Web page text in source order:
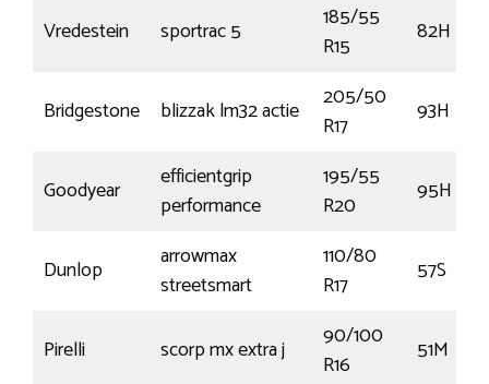
Vredestein sportrac 5
185/55
R15
82H
Bridgestone blizzak lm32 actie
205/50
R17
93H
Goodyear
efficientgrip
performance
195/55
R20
95H
Dunlop
arrowmax
streetsmart
110/80
R17
57S
Pirelli scorp mx extra j
90/100
R16
51M